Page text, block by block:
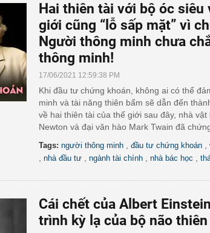
Hai thiên tài với bộ óc siêu
giới cũng “lỗ sấp mặt” vì
Người thông minh chưa
thông minh!
17/06/2021 12:59:38 PM
Khi đầu tư chứng khoán, không ai có thể
minh và tài năng thiên bẩm sẽ dẫn đến
về hai thiên tài của thế giới sau đây, nhà
Newton và đại văn hào Mark Twain đã
Tags: người thông minh đầu tư chứng khoán
nhà đầu tư ngành tài chính nhà bác học
Cái chết của Albert
trình kỳ lạ của bộ não